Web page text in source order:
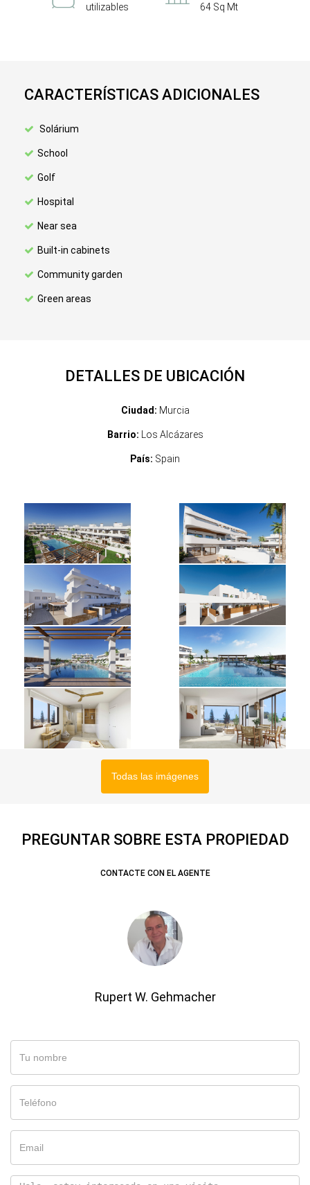
utilizables 64 Sq Mt
CARACTERÍSTICAS ADICIONALES
Solárium
School
Golf
Hospital
Near sea
Built-in cabinets
Community garden
Green areas
DETALLES DE UBICACIÓN
Ciudad: Murcia
Barrio: Los Alcázares
País: Spain
Todas las imágenes
PREGUNTAR SOBRE ESTA PROPIEDAD
CONTACTE CON EL AGENTE
Rupert W. Gehmacher